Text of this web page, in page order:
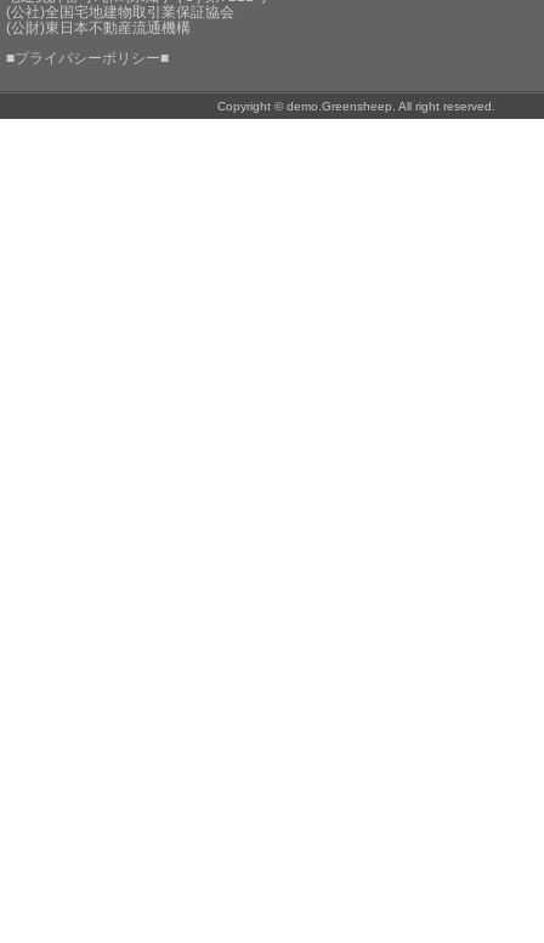
(公社)全国宅地建物取引業保証協会
(公財)東日本不動産流通機構
■プライバシーポリシー■
Copyright © demo.Greensheep. All right reserved.